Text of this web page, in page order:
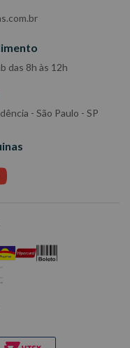
das 8h às 12h
- São Paulo - SP